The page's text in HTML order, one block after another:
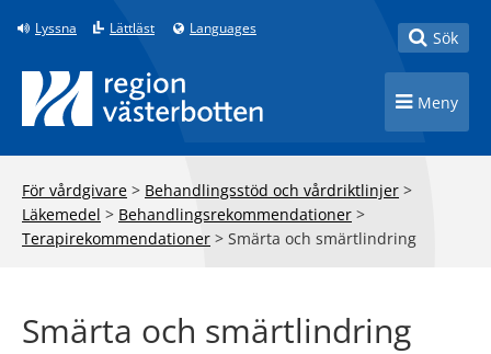
Till innehåll på sidan
Lyssna Lättläst Languages Toggle
Sök
Toggle
Meny
För vårdgivare > Behandlingsstöd och vårdriktlinjer >
Läkemedel > Behandlingsrekommendationer >
Terapirekommendationer > Smärta och smärtlindring
Smärta och smärtlindring